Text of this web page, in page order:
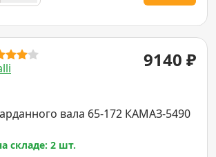
9140 ₽
вала 65-172 КАМАЗ-5490
складе: 2 шт.